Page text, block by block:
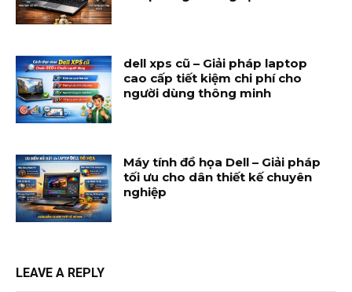
dell xps cũ – Giải pháp laptop
cao cấp tiết kiệm chi phí cho
người dùng thông minh
Máy tính đồ họa Dell – Giải pháp
tối ưu cho dân thiết kế chuyên
nghiệp
LEAVE A REPLY